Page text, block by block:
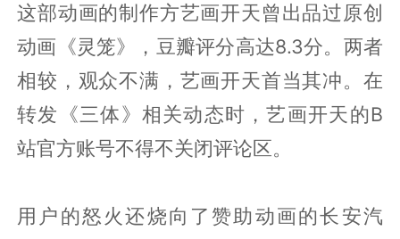
这部动画的制作方艺画开天曾出品过原创
动画《灵笼》，豆瓣评分高达8.3分。两者
相较，观众不满，艺画开天首当其冲。在
转发《三体》相关动态时，艺画开天的B
站官方账号不得不关闭评论区。
用户的怒火还烧向了赞助动画的长安汽